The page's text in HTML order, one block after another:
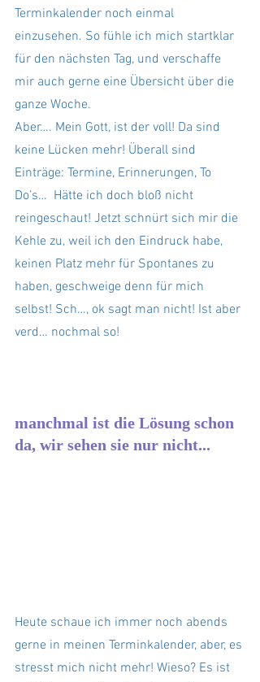
Terminkalender noch einmal
einzusehen. So fühle ich mich startklar
für den nächsten Tag, und verschaffe
mir auch gerne eine Übersicht über die
ganze Woche.
Aber…. Mein Gott, ist der voll! Da sind
keine Lücken mehr! Überall sind
Einträge: Termine, Erinnerungen, To
Do’s…  Hätte ich doch bloß nicht
reingeschaut! Jetzt schnürt sich mir die
Kehle zu, weil ich den Eindruck habe,
keinen Platz mehr für Spontanes zu
haben, geschweige denn für mich
selbst! Sch…, ok sagt man nicht! Ist aber
verd… nochmal so!
manchmal ist die Lösung schon
da, wir sehen sie nur nicht...
Heute schaue ich immer noch abends
gerne in meinen Terminkalender, aber, es
stresst mich nicht mehr! Wieso? Es ist